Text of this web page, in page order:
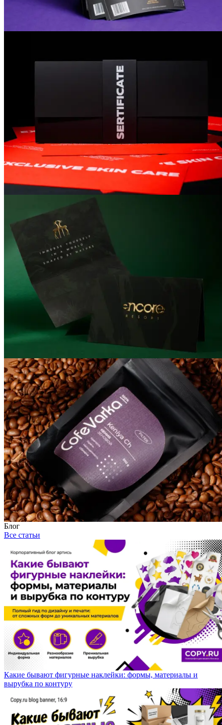
Блог
Все статьи
Какие бывают фигурные наклейки: формы, материалы и
вырубка по контуру